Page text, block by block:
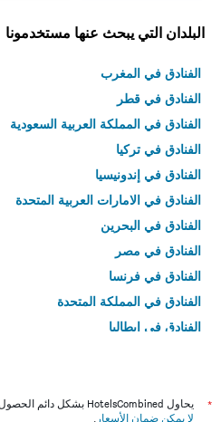
البلدان التي يبحث عنها مستخدمونا
الفنادق في المغرب
الفنادق في قطر
الفنادق في المملكة العربية السعودية
الفنادق في تركيا
الفنادق في إندونيسيا
الفنادق في الامارات العربية المتحدة
الفنادق في البحرين
الفنادق في مصر
الفنادق في فرنسا
الفنادق في المملكة المتحدة
الفنادق في إيطاليا
*
يحاول HotelsCombined بشكل دائم الحصول على الأسعار الدقيقة، ولكن
لا يمكن ضمان الأسعار .